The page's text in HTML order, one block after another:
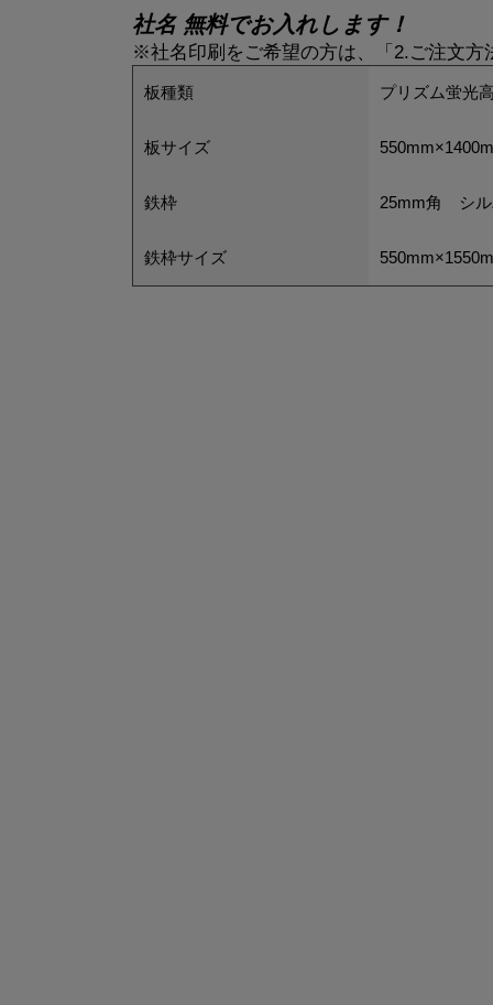
社名 無料でお入れします！
※社名印刷をご希望の方は、「2.ご注文方
板種類 プリズム蛍光
板サイズ
鉄枠 25mm角 シル
鉄枠サイズ